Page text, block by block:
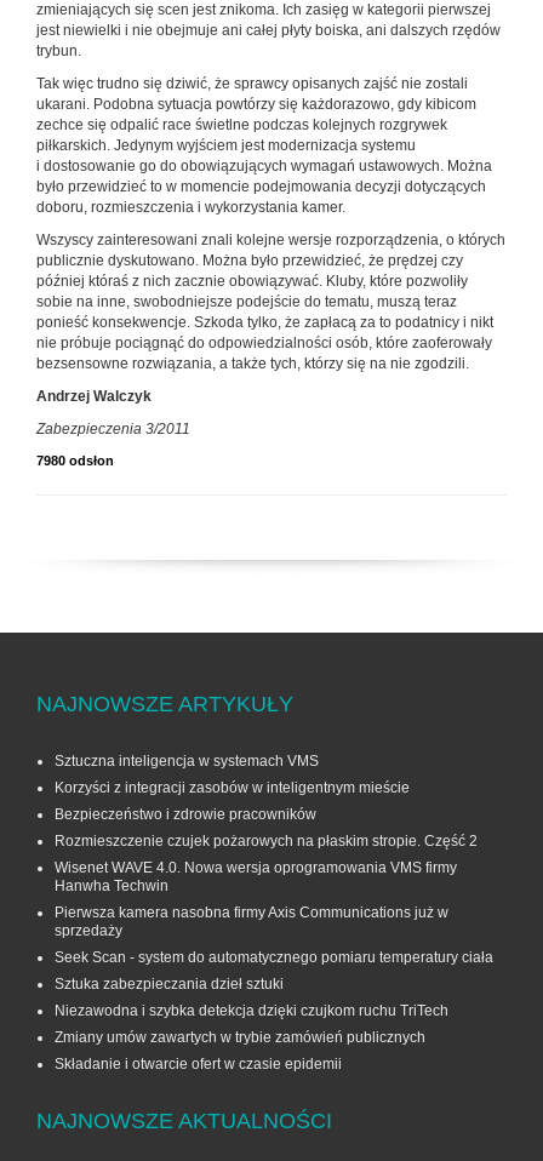
zmieniających się scen jest znikoma. Ich zasięg w kategorii pierwszej
jest niewielki i nie obejmuje ani całej płyty boiska, ani dalszych rzędów
trybun.
Tak więc trudno się dziwić, że sprawcy opisanych zajść nie zostali
ukarani. Podobna sytuacja powtórzy się każdorazowo, gdy kibicom
zechce się odpalić race świetlne podczas kolejnych rozgrywek
piłkarskich. Jedynym wyjściem jest modernizacja systemu
i dostosowanie go do obowiązujących wymagań ustawowych. Można
było przewidzieć to w momencie podejmowania decyzji dotyczących
doboru, rozmieszczenia i wykorzystania kamer.
Wszyscy zainteresowani znali kolejne wersje rozporządzenia, o których
publicznie dyskutowano. Można było przewidzieć, że prędzej czy
później któraś z nich zacznie obowiązywać. Kluby, które pozwoliły
sobie na inne, swobodniejsze podejście do tematu, muszą teraz
ponieść konsekwencje. Szkoda tylko, że zapłacą za to podatnicy i nikt
nie próbuje pociągnąć do odpowiedzialności osób, które zaoferowały
bezsensowne rozwiązania, a także tych, którzy się na nie zgodzili.
Andrzej Walczyk
Zabezpieczenia 3/2011
7980 odsłon
NAJNOWSZE ARTYKUŁY
Sztuczna inteligencja w systemach VMS
Korzyści z integracji zasobów w inteligentnym mieście
Bezpieczeństwo i zdrowie pracowników
Rozmieszczenie czujek pożarowych na płaskim stropie. Część 2
Wisenet WAVE 4.0. Nowa wersja oprogramowania VMS firmy
Hanwha Techwin
Pierwsza kamera nasobna firmy Axis Communications już w
sprzedaży
Seek Scan - system do automatycznego pomiaru temperatury ciała
Sztuka zabezpieczania dzieł sztuki
Niezawodna i szybka detekcja dzięki czujkom ruchu TriTech
Zmiany umów zawartych w trybie zamówień publicznych
Składanie i otwarcie ofert w czasie epidemii
NAJNOWSZE AKTUALNOŚCI